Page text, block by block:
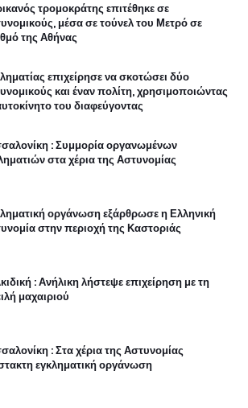
τρομοκράτης επιτέθηκε σε
μέσα σε τούνελ του Μετρό σε
της Αθήνας
επιχείρησε να σκοτώσει δύο
και έναν πολίτη, χρησιμοποιώντας
του διαφεύγοντας
: Συμμορία οργανωμένων
στα χέρια της Αστυνομίας
οργάνωση εξάρθρωσε η Ελληνική
στην περιοχή της Καστοριάς
: Ανήλικη λήστεψε επιχείρηση με τη
μαχαιριού
: Στα χέρια της Αστυνομίας
εγκληματική οργάνωση